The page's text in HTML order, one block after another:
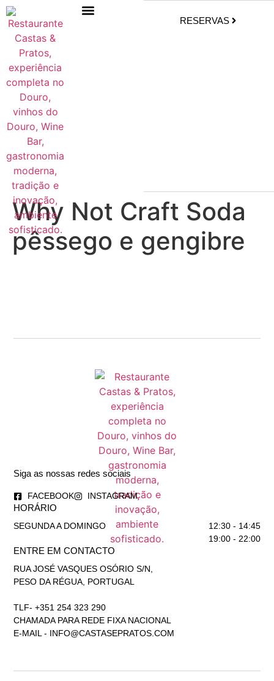
RESERVAS
Why Not Craft Soda
pêssego e gengibre
Siga as nossas redes sociais
FACEBOOK INSTAGRAM
HORÁRIO
SEGUNDA A DOMINGO
12:30 - 14:45
19:00 - 22:00
ENTRE EM CONTACTO
RUA JOSÉ VASQUES OSÓRIO S/N,
PESO DA RÉGUA, PORTUGAL
TLF- +351 254 323 290
CHAMADA PARA REDE FIXA NACIONAL
E-MAIL - INFO@CASTASEPRATOS.COM